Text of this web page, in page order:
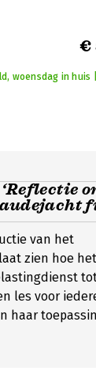
€
woensdag in
van het
zien hoe
les voor
haar